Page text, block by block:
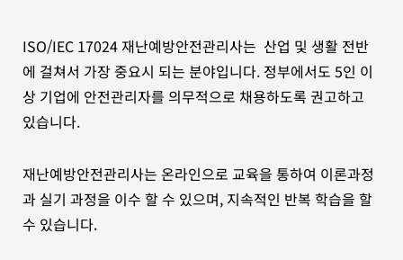
ISO/IEC 17024 재난예방안전관리사는 산업 및 생활 전반
에 걸쳐서 가장 중요시 되는 분야입니다. 정부에서도 5인 이
상 기업에 안전관리자를 의무적으로 채용하도록 권고하고
있습니다.
재난예방안전관리사는 온라인으로 교육을 통하여 이론과정
과 실기 과정을 이수 할 수 있으며, 지속적인 반복 학습을 할
수 있습니다.